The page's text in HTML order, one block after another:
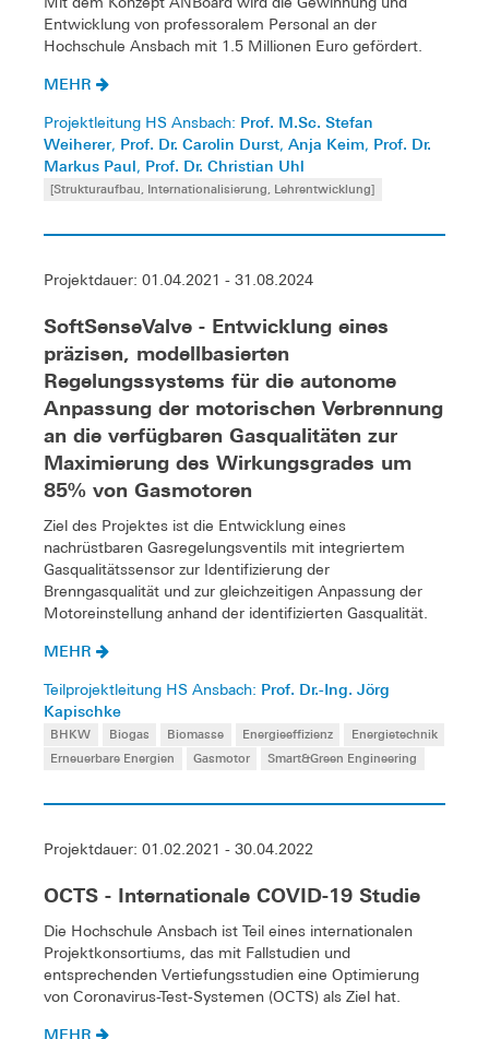
Entwicklung von professoralem Personal an der
Hochschule Ansbach mit 1.5 Millionen Euro gefördert.
MEHR
Projektleitung HS Ansbach: Prof. M.Sc. Stefan
Weiherer, Prof. Dr. Carolin Durst, Anja Keim, Prof. Dr.
Markus Paul, Prof. Dr. Christian Uhl
[Strukturaufbau, Internationalisierung, Lehrentwicklung]
Projektdauer: 01.04.2021 - 31.08.2024
SoftSenseValve - Entwicklung eines
präzisen, modellbasierten
Regelungssystems für die autonome
Anpassung der motorischen Verbrennung
an die verfügbaren Gasqualitäten zur
Maximierung des Wirkungsgrades um
85% von Gasmotoren
Ziel des Projektes ist die Entwicklung eines
nachrüstbaren Gasregelungsventils mit integriertem
Gasqualitätssensor zur Identifizierung der
Brenngasqualität und zur gleichzeitigen Anpassung der
Motoreinstellung anhand der identifizierten Gasqualität.
MEHR
Teilprojektleitung HS Ansbach: Prof. Dr.-Ing. Jörg
Kapischke
BHKW Biogas Biomasse Energieeffizienz
Energietechnik
Erneuerbare Energien
Gasmotor Smart&Green Engineering
Projektdauer: 01.02.2021 - 30.04.2022
OCTS - Internationale COVID-19 Studie
Die Hochschule Ansbach ist Teil eines internationalen
Projektkonsortiums, das mit Fallstudien und
entsprechenden Vertiefungsstudien eine Optimierung
von Coronavirus-Test-Systemen (OCTS) als Ziel hat.
MEHR